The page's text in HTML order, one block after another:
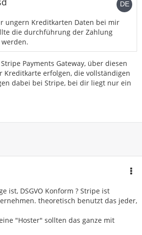
ungern Kreditkarten Daten bei mir
die durchführung der Zahlung
Payments Gateway, über diesen
Kreditkarte erfolgen, die vollständigen
dabei bei Stripe, bei dir liegt nur ein
ist, DSGVO Konform ? Stripe ist
theoretisch benutzt das jeder,
"Hoster" sollten das ganze mit